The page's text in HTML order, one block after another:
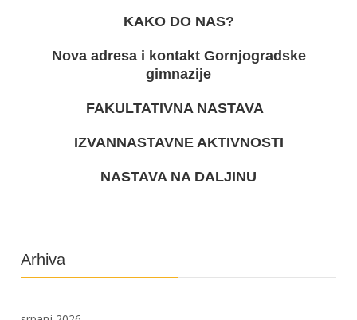
KAKO DO NAS?
Nova adresa i kontakt Gornjogradske
gimnazije
FAKULTATIVNA NASTAVA
IZVANNASTAVNE AKTIVNOSTI
NASTAVA NA DALJINU
Arhiva